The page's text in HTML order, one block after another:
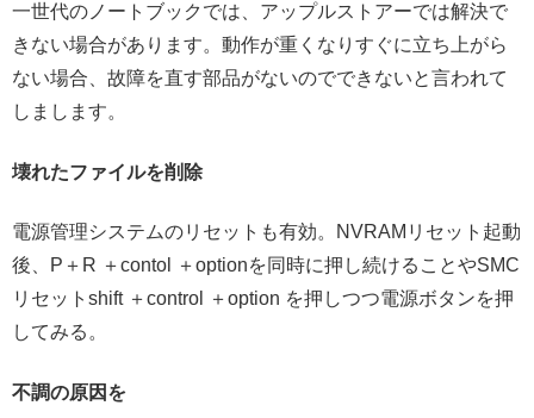
一世代のノートブックでは、アップルストアーでは解決で
きない場合があります。動作が重くなりすぐに立ち上がら
ない場合、故障を直す部品がないのでできないと言われて
しまします。
壊れたファイルを削除
電源管理システムのリセットも有効。NVRAMリセット起動
後、P＋R ＋contol ＋optionを同時に押し続けることやSMC
リセットshift ＋control ＋option を押しつつ電源ボタンを押
してみる。
不調の原因を